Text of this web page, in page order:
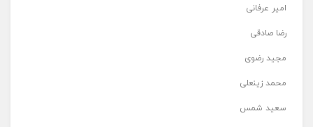
امیر عرفانی
رضا صادقی
مجید رضوی
محمد زینعلی
سعید شمس